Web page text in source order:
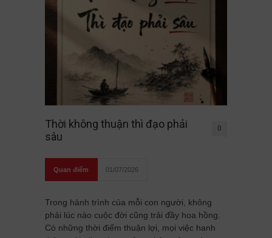
Thời không thuận thì đạo phải
sâu
0
Quan điểm 01/07/2026
Trong hành trình của mỗi con người, không
phải lúc nào cuộc đời cũng trải đầy hoa hồng.
Có những thời điểm thuận lợi, mọi việc hanh